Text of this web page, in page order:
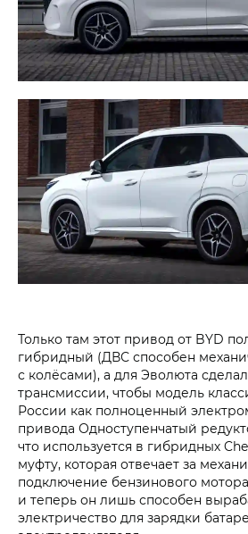
Только там этот привод от BYD
гибридный (ДВС способен
с колёсами), а для Эволюта
трансмиссии, чтобы модель
России как полноценный
привода Одноступенчатый
что используется в гибридных
муфту, которая отвечает за
подключение бензинового
и теперь он лишь способен
электричество для зарядки